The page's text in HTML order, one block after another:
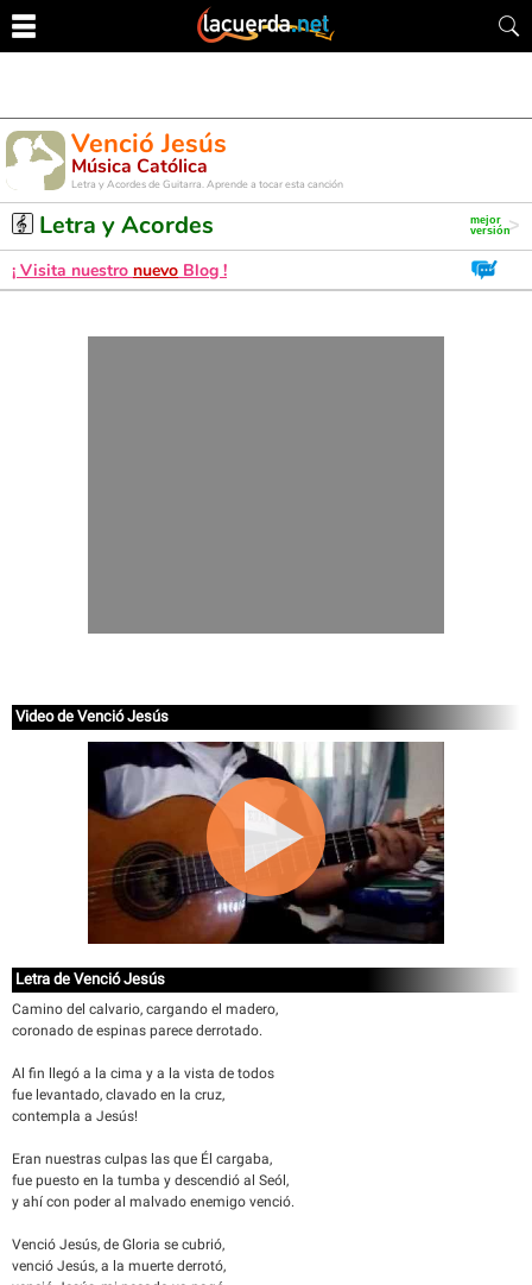
Venció Jesús
Música Católica
Letra y Acordes de Guitarra. Aprende a tocar esta canción
Letra y Acordes
¡ Visita nuestro nuevo Blog !
Video de Venció Jesús
Letra de Venció Jesús
Camino del calvario, cargando el madero,
coronado de espinas parece derrotado.
Al fin llegó a la cima y a la vista de todos
fue levantado, clavado en la cruz,
contempla a Jesús!
Eran nuestras culpas las que Él cargaba,
fue puesto en la tumba y descendió al Seól,
y ahí con poder al malvado enemigo venció.
Venció Jesús, de Gloria se cubrió,
venció Jesús, a la muerte derrotó,